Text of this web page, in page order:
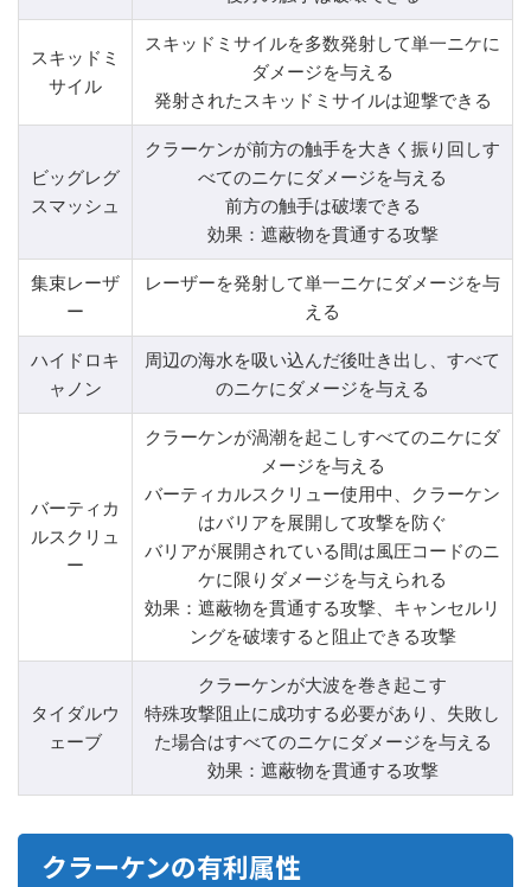
スキッドミ
サイル
スキッドミサイルを多数発射して単一ニケに
ダメージを与える
発射されたスキッドミサイルは迎撃できる
ビッグレグ
スマッシュ
クラーケンが前方の触手を大きく振り回しす
べてのニケにダメージを与える
前方の触手は破壊できる
効果：遮蔽物を貫通する攻撃
集束レーザ
ー
レーザーを発射して単一ニケにダメージを与
える
ハイドロキ
ャノン
周辺の海水を吸い込んだ後吐き出し、すべて
のニケにダメージを与える
バーティカ
ルスクリュ
ー
クラーケンが渦潮を起こしすべてのニケにダ
メージを与える
バーティカルスクリュー使用中、クラーケン
はバリアを展開して攻撃を防ぐ
バリアが展開されている間は風圧コードのニ
ケに限りダメージを与えられる
効果：遮蔽物を貫通する攻撃、キャンセルリ
ングを破壊すると阻止できる攻撃
タイダルウ
ェーブ
クラーケンが大波を巻き起こす
特殊攻撃阻止に成功する必要があり、失敗し
た場合はすべてのニケにダメージを与える
効果：遮蔽物を貫通する攻撃
クラーケンの有利属性